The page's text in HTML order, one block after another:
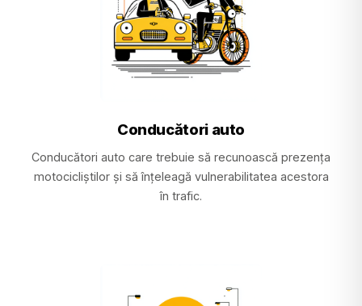
Conducători auto
Conducători auto care trebuie să recunoască prezența
motocicliștilor și să înțeleagă vulnerabilitatea acestora
în trafic.